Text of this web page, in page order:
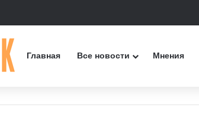
Главная Все новости Мнения